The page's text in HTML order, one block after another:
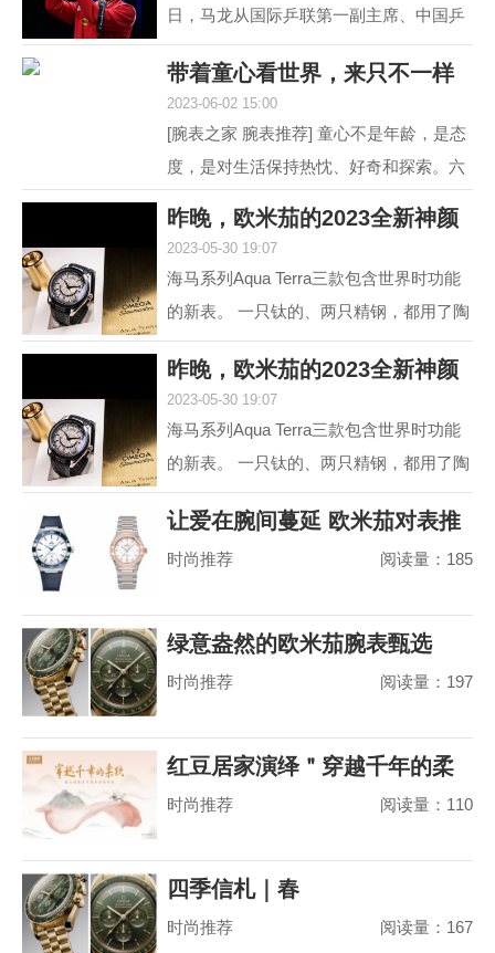
日，马龙从国际乒联第一副主席、中国乒
协主席刘国梁的手中接过了复刻圣勃莱德
杯，这是对他从2015...
带着童心看世界，来只不一样
2023-06-02 15:00
[腕表之家 腕表推荐] 童心不是年龄，是态
度，是对生活保持热忱、好奇和探索。六
茄彩色盘面腕表，...
昨晚，欧米茄的2023全新神颜
2023-05-30 19:07
海马系列Aqua Terra三款包含世界时功能
的新表。 一只钛的、两只精钢，都用了陶
瓷圈儿。 世界时以海马加身，是为强调运
动属性。约定俗成...
昨晚，欧米茄的2023全新神颜
2023-05-30 19:07
海马系列Aqua Terra三款包含世界时功能
的新表。 一只钛的、两只精钢，都用了陶
瓷圈儿。 世界时以海马加身，是为强调运
动属性。约定俗成...
让爱在腕间蔓延 欧米茄对表推
荐
时尚推荐 阅读量：185
绿意盎然的欧米茄腕表甄选
时尚推荐 阅读量：197
红豆居家演绎＂穿越千年的柔
软＂，婴儿绵真
时尚推荐 阅读量：110
四季信札｜春
时尚推荐 阅读量：167